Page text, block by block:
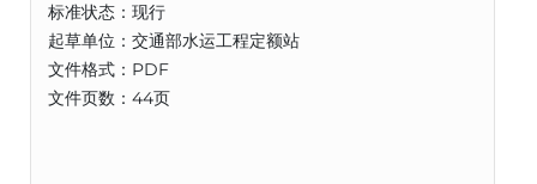
标准状态：现行
起草单位：交通部水运工程定额站
文件格式：PDF
文件页数：44页